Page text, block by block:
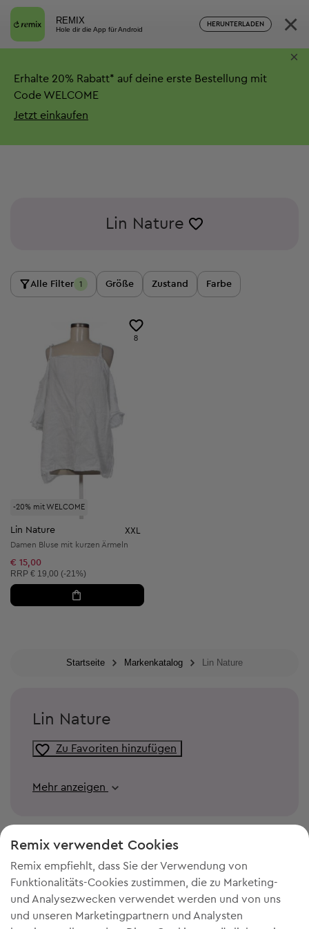
REMIX
Hole dir die App für Android
HERUNTERLADEN ×
Erhalte 20% Rabatt* auf deine erste Bestellung mit
Code WELCOME
Jetzt einkaufen
×
Lin Nature
Alle Filter 1 Größe Zustand Farbe
-20% mit WELCOME
8
Lin Nature XXL
Damen Bluse mit kurzen Ärmeln
€ 15,00
Unverbindliche Preisempfehlung:
RRP € 19,00 (-21%)
Startseite Markenkatalog Lin Nature
Lin Nature
Zu Favoriten hinzufügen
Mehr anzeigen
Remix verwendet Cookies
Remix empfiehlt, dass Sie der Verwendung von
Funktionalitäts-Cookies zustimmen, die zu Marketing-
und Analysezwecken verwendet werden und von uns
und unseren Marketingpartnern und Analysten